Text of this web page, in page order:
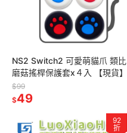
NS2 Switch2 可愛萌貓爪 類比
磨菇搖桿保護套x４入 【現貨】
$99
$49
92
折